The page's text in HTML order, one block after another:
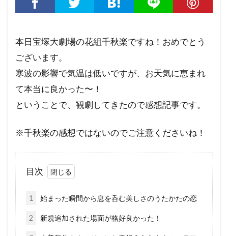
本日宝塚大劇場の花組千秋楽ですね！おめでとう
ございます。
寒波の影響で気温は低いですが、お天気に恵まれ
て本当に良かった〜！
ということで、観劇してきたので感想記事です。
※千秋楽の感想ではないのでご注意くださいね！
目次
1 始まった瞬間から息を呑む美しさのうたかたの恋
2 新規追加された場面が格好良かった！